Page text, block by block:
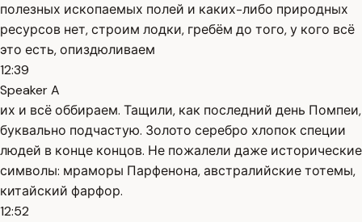
полезных ископаемых полей и каких-либо природных
ресурсов нет, строим лодки, гребём до того, у кого всё
это есть, опиздюливаем
12:39
Speaker A
их и всё оббираем. Тащили, как последний день Помпеи,
буквально подчастую. Золото серебро хлопок специи
людей в конце концов. Не пожалели даже исторические
символы: мраморы Парфенона, австралийские тотемы,
китайский фарфор.
12:52